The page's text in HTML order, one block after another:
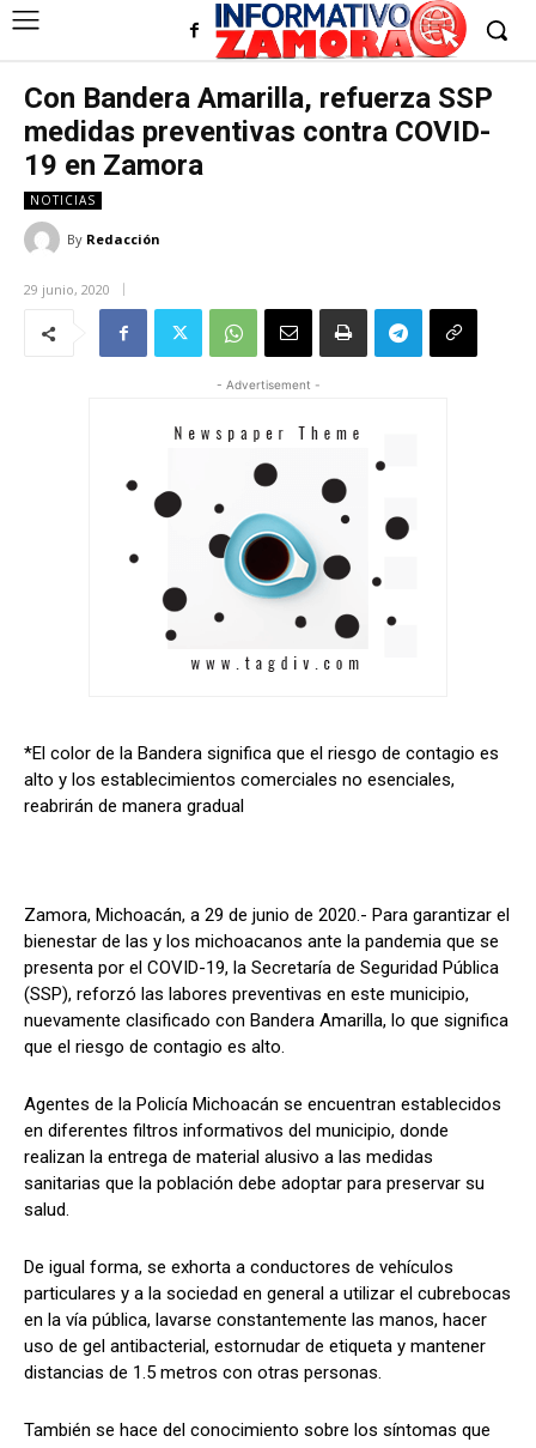
Con Bandera Amarilla, refuerza SSP
medidas preventivas contra COVID-
19 en Zamora
NOTICIAS
By Redacción
29 junio, 2020
- Advertisement -
*El color de la Bandera significa que el riesgo de contagio es
alto y los establecimientos comerciales no esenciales,
reabrirán de manera gradual
Zamora, Michoacán, a 29 de junio de 2020.- Para garantizar el
bienestar de las y los michoacanos ante la pandemia que se
presenta por el COVID-19, la Secretaría de Seguridad Pública
(SSP), reforzó las labores preventivas en este municipio,
nuevamente clasificado con Bandera Amarilla, lo que significa
que el riesgo de contagio es alto.
Agentes de la Policía Michoacán se encuentran establecidos
en diferentes filtros informativos del municipio, donde
realizan la entrega de material alusivo a las medidas
sanitarias que la población debe adoptar para preservar su
salud.
De igual forma, se exhorta a conductores de vehículos
particulares y a la sociedad en general a utilizar el cubrebocas
en la vía pública, lavarse constantemente las manos, hacer
uso de gel antibacterial, estornudar de etiqueta y mantener
distancias de 1.5 metros con otras personas.
También se hace del conocimiento sobre los síntomas que